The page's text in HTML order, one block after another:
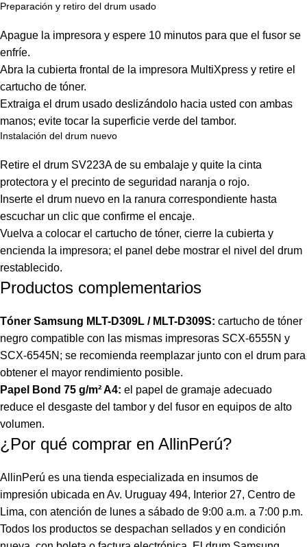
Preparación y retiro del drum usado
Apague la impresora y espere 10 minutos para que el fusor se
enfríe.
Abra la cubierta frontal de la impresora MultiXpress y retire el
cartucho de tóner.
Extraiga el drum usado deslizándolo hacia usted con ambas
manos; evite tocar la superficie verde del tambor.
Instalación del drum nuevo
Retire el drum SV223A de su embalaje y quite la cinta
protectora y el precinto de seguridad naranja o rojo.
Inserte el drum nuevo en la ranura correspondiente hasta
escuchar un clic que confirme el encaje.
Vuelva a colocar el cartucho de tóner, cierre la cubierta y
encienda la impresora; el panel debe mostrar el nivel del drum
restablecido.
Productos complementarios
Tóner Samsung MLT-D309L / MLT-D309S: cartucho de tóner
negro compatible con las mismas impresoras SCX-6555N y
SCX-6545N; se recomienda reemplazar junto con el drum para
obtener el mayor rendimiento posible.
Papel Bond 75 g/m² A4: el papel de gramaje adecuado
reduce el desgaste del tambor y del fusor en equipos de alto
volumen.
¿Por qué comprar en AllinPerú?
AllinPerú es una tienda especializada en insumos de
impresión ubicada en Av. Uruguay 494, Interior 27, Centro de
Lima, con atención de lunes a sábado de 9:00 a.m. a 7:00 p.m.
Todos los productos se despachan sellados y en condición